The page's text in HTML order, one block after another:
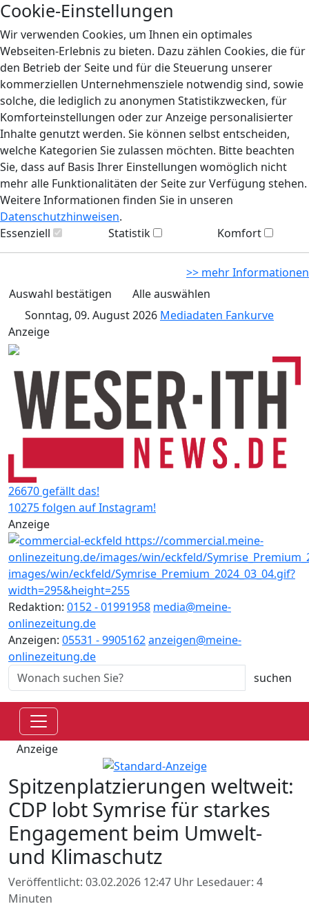
Cookie-Einstellungen
Wir verwenden Cookies, um Ihnen ein optimales
Webseiten-Erlebnis zu bieten. Dazu zählen Cookies, die für
den Betrieb der Seite und für die Steuerung unserer
kommerziellen Unternehmensziele notwendig sind, sowie
solche, die lediglich zu anonymen Statistikzwecken, für
Komforteinstellungen oder zur Anzeige personalisierter
Inhalte genutzt werden. Sie können selbst entscheiden,
welche Kategorien Sie zulassen möchten. Bitte beachten
Sie, dass auf Basis Ihrer Einstellungen womöglich nicht
mehr alle Funktionalitäten der Seite zur Verfügung stehen.
Weitere Informationen finden Sie in unseren
Datenschutzhinweisen.
Essenziell
Statistik Komfort
>> mehr Informationen
Auswahl bestätigen
Alle auswählen
Sonntag, 09. August 2026 Mediadaten Fankurve
Anzeige
26670 gefällt das!
10275 folgen auf Instagram!
Anzeige
Redaktion: 0152 - 01991958 media@meine-
onlinezeitung.de
Anzeigen: 05531 - 9905162anzeigen@meine-
onlinezeitung.de
Anzeige
Spitzenplatzierungen weltweit:
CDP lobt Symrise für starkes
Engagement beim Umwelt-
und Klimaschutz
Veröffentlicht: 03.02.2026 12:47 Uhr Lesedauer: 4
Minuten